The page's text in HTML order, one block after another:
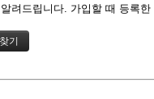
려드립니다. 가입할 때 등록